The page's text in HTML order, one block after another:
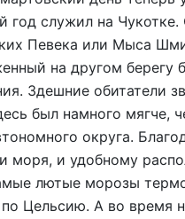
год служил на
Певека или Мыса
на другом берегу
Здешние обитатели
был намного мягче,
округа.
моря, и удобному
лютые морозы
по Цельсию. А во время